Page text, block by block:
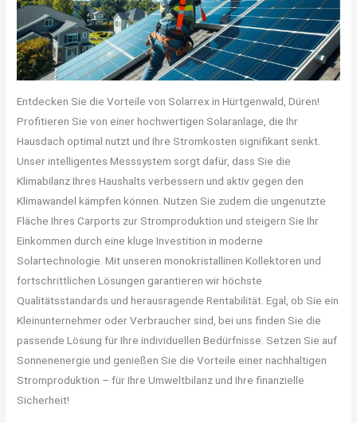
Entdecken Sie die Vorteile von Solarrex in Hürtgenwald, Düren!
Profitieren Sie von einer hochwertigen Solaranlage, die Ihr
Hausdach optimal nutzt und Ihre Stromkosten signifikant senkt.
Unser intelligentes Messsystem sorgt dafür, dass Sie die
Klimabilanz Ihres Haushalts verbessern und aktiv gegen den
Klimawandel kämpfen können. Nutzen Sie zudem die ungenutzte
Fläche Ihres Carports zur Stromproduktion und steigern Sie Ihr
Einkommen durch eine kluge Investition in moderne
Solartechnologie. Mit unseren monokristallinen Kollektoren und
fortschrittlichen Lösungen garantieren wir höchste
Qualitätsstandards und herausragende Rentabilität. Egal, ob Sie ein
Kleinunternehmer oder Verbraucher sind, bei uns finden Sie die
passende Lösung für Ihre individuellen Bedürfnisse. Setzen Sie auf
Sonnenenergie und genießen Sie die Vorteile einer nachhaltigen
Stromproduktion – für Ihre Umweltbilanz und Ihre finanzielle
Sicherheit!